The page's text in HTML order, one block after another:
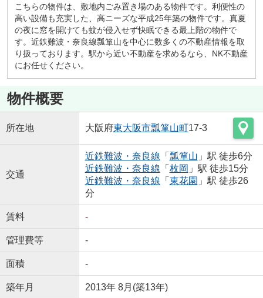
こちらの物件は、敷地内ごみ置き場のある物件です。利便性の
高い設備も充実した、高ニーズな平成25年築の物件です。真夏
の夜に窓を開けても蚊が侵入せず快眠できる最上階の物件で
す。近鉄難波・奈良線瓢箪山を中心に数多くの不動産情報を取
り扱っております。駅から近い不動産を求めるなら、NK不動産
にお任せください。
物件概要
所在地 大阪府東大阪市瓢箪山町17-3
交通
近鉄難波・奈良線 「 瓢箪山 」駅 徒歩6分
近鉄難波・奈良線 「 枚岡 」駅 徒歩15分
近鉄難波・奈良線 「 東花園 」駅 徒歩26
分
賃料 -
管理費等 -
面積 -
築年月 2013年 8月(築13年)